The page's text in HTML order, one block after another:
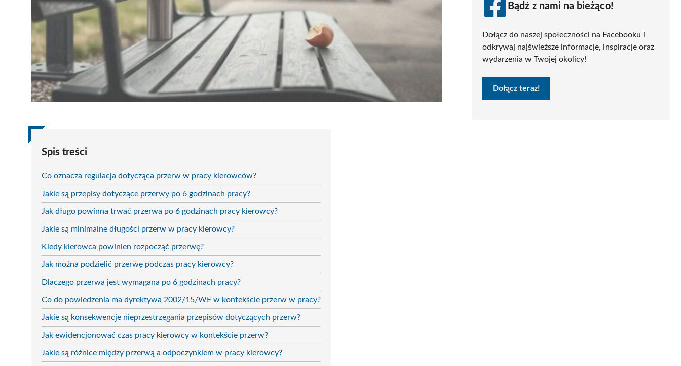
Spis treści
Co oznacza regulacja dotycząca przerw w pracy kierowców?
Jakie są przepisy dotyczące przerwy po 6 godzinach pracy?
Jak długo powinna trwać przerwa po 6 godzinach pracy kierowcy?
Jakie są minimalne długości przerw w pracy kierowcy?
Kiedy kierowca powinien rozpocząć przerwę?
Jak można podzielić przerwę podczas pracy kierowcy?
Dlaczego przerwa jest wymagana po 6 godzinach pracy?
Co do powiedzenia ma dyrektywa 2002/15/WE w kontekście przerw w pracy?
Jakie są konsekwencje nieprzestrzegania przepisów dotyczących przerw?
Jak ewidencjonować czas pracy kierowcy w kontekście przerw?
Jakie są różnice między przerwą a odpoczynkiem w pracy kierowcy?
Bądź z nami na bieżąco!
Dołącz do naszej społeczności na Facebooku i
odkrywaj najświeższe informacje, inspiracje oraz
wydarzenia w Twojej okolicy!
Dołącz teraz!